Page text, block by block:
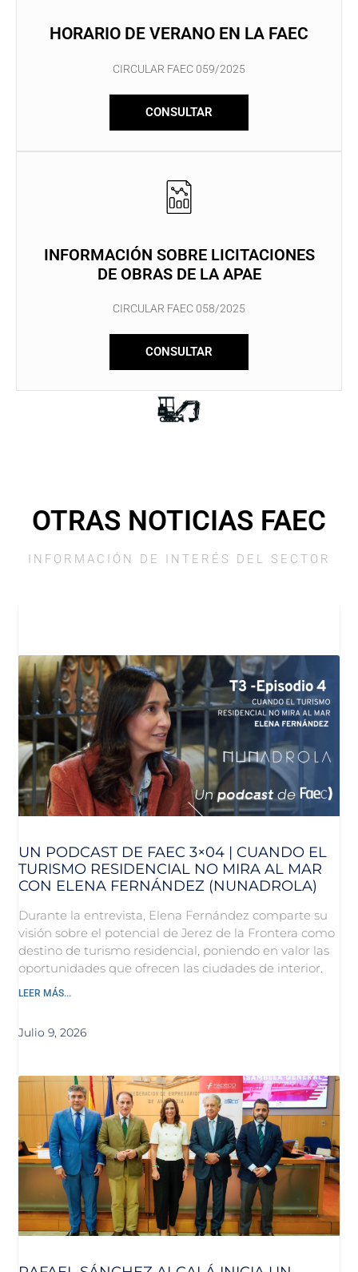
HORARIO DE VERANO EN LA FAEC
CIRCULAR FAEC 059/2025
CONSULTAR
INFORMACIÓN SOBRE LICITACIONES
DE OBRAS DE LA APAE
CIRCULAR FAEC 058/2025
CONSULTAR
OTRAS NOTICIAS FAEC
INFORMACIÓN DE INTERÉS DEL SECTOR
UN PODCAST DE FAEC 3×04 | CUANDO EL
TURISMO RESIDENCIAL NO MIRA AL MAR
CON ELENA FERNÁNDEZ (NUNADROLA)
Durante la entrevista, Elena Fernández comparte su
visión sobre el potencial de Jerez de la Frontera como
destino de turismo residencial, poniendo en valor las
oportunidades que ofrecen las ciudades de interior.
LEER MÁS...
Julio 9, 2026